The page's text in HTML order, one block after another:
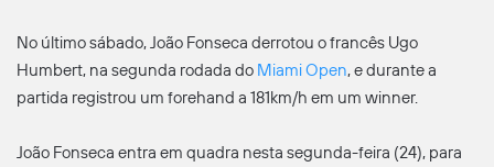
No último sábado, João Fonseca derrotou o francês Ugo
Humbert, na segunda rodada do Miami Open, e durante a
partida registrou um forehand a 181km/h em um winner.
João Fonseca entra em quadra nesta segunda-feira (24), para